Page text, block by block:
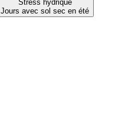
Stress hydrique
Jours avec sol sec en été